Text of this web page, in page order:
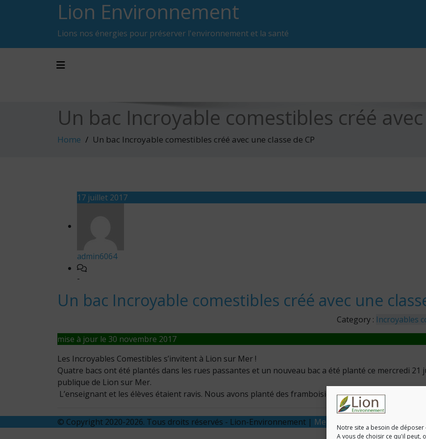
Notre site a besoin de
A vous de choisir ce qu'il peut,
Lion Environnement
Lions nos énergies pour préserver l'environnement et la santé
Toggle navigation
Un bac Incroyable comestibles créé
Home Un bac Incroyable comestibles créé avec une classe de CP
17 juillet 2017
admin6064
-
Un bac Incroyable comestibles créé avec une
Category : Incroyables
mise à jour le 30 novembre 2017
Les Incroyables Comestibles s’invitent à Lion sur Mer !
Quatre bacs ont été plantés dans les rues passantes et un nouveau bac a été planté ce mercredi 21
publique de Lion sur Mer.
L’enseignant et les élèves étaient ravis. Nous avons planté des framboisiers, des tomates , des
© Copyright 2020-2026. Tous droits réservés - Lion-Environnement | Mentions légales & Politique